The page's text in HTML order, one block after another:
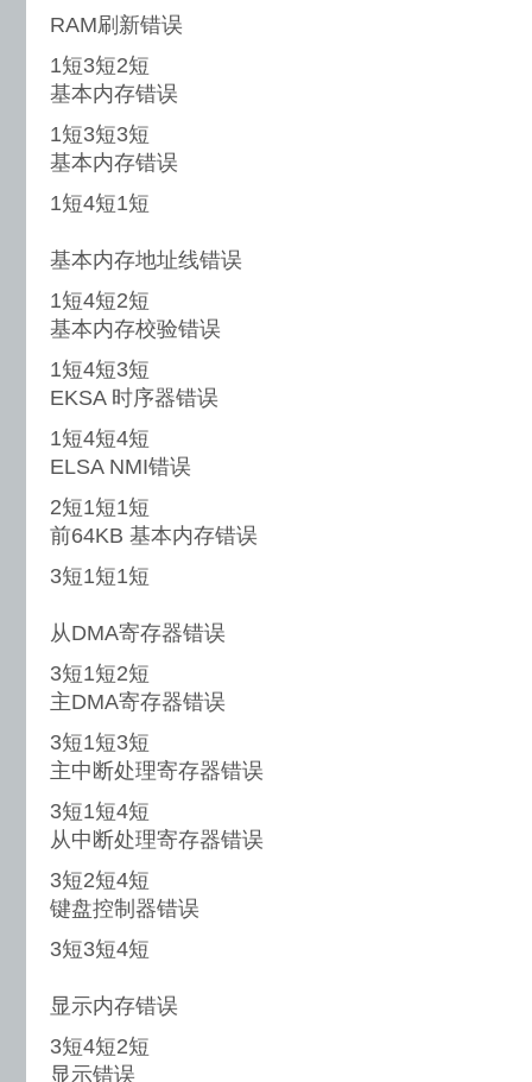
RAM刷新错误
1短3短2短
基本内存错误
1短3短3短
基本内存错误
1短4短1短
基本内存地址线错误
1短4短2短
基本内存校验错误
1短4短3短
EKSA 时序器错误
1短4短4短
ELSA NMI错误
2短1短1短
前64KB 基本内存错误
3短1短1短
从DMA寄存器错误
3短1短2短
主DMA寄存器错误
3短1短3短
主中断处理寄存器错误
3短1短4短
从中断处理寄存器错误
3短2短4短
键盘控制器错误
3短3短4短
显示内存错误
3短4短2短
显示错误